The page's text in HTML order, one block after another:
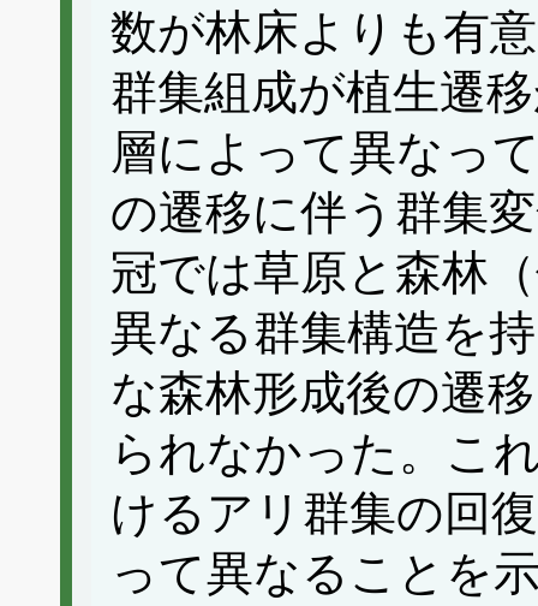
数が林床よりも有
群集組成が植生遷
層によって異なっ
の遷移に伴う群集
冠では草原と森林
異なる群集構造を
な森林形成後の遷
られなかった。こ
けるアリ群集の回
って異なることを